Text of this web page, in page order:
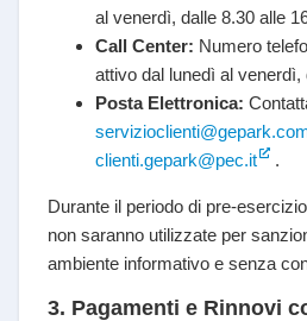
al venerdì, dalle 8.30 alle
Call Center: Numero
attivo dal lunedì al venerdì,
Posta Elettronica:
clienti.gepark@pec.it
.
Durante il periodo di pre-
non saranno utilizzate per
ambiente informativo e senza
3. Pagamenti e Rinnovi